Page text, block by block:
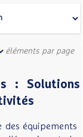
éléments par page
: Solutions
des équipements